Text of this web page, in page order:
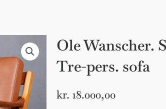
disse produkter have din
Ole Wanscher.
Tre-pers. sofa
kr. 18.000,00